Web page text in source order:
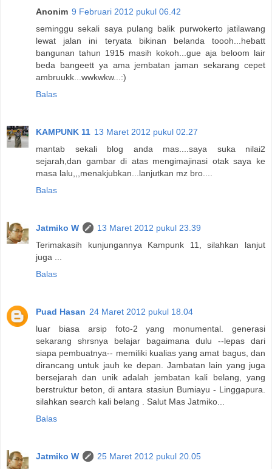
Anonim 9 Februari 2012 pukul 06.42
seminggu sekali saya pulang balik purwokerto jatilawang
lewat jalan ini teryata bikinan belanda toooh...hebatt
bangunan tahun 1915 masih kokoh...gue aja beloom lair
beda bangeett ya ama jembatan jaman sekarang cepet
ambruukk...wwkwkw...:)
Balas
KAMPUNK 11 13 Maret 2012 pukul 02.27
mantab sekali blog anda mas....saya suka nilai2
sejarah,dan gambar di atas mengimajinasi otak saya ke
masa lalu,,,menakjubkan...lanjutkan mz bro....
Balas
Jatmiko W
13 Maret 2012 pukul 23.39
Terimakasih kunjungannya Kampunk 11, silahkan lanjut
juga ...
Balas
Puad Hasan 24 Maret 2012 pukul 18.04
luar biasa arsip foto-2 yang monumental. generasi
sekarang shrsnya belajar bagaimana dulu --lepas dari
siapa pembuatnya-- memiliki kualias yang amat bagus, dan
dirancang untuk jauh ke depan. Jambatan lain yang juga
bersejarah dan unik adalah jembatan kali belang, yang
berstruktur beton, di antara stasiun Bumiayu - Linggapura.
silahkan search kali belang . Salut Mas Jatmiko...
Balas
Jatmiko W
25 Maret 2012 pukul 20.05